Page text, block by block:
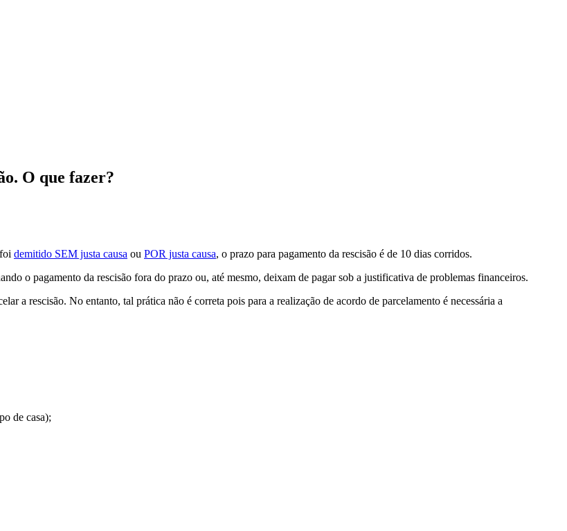
O que fazer?
demitido SEM justa causa ou POR justa causa, o prazo para pagamento da rescisão é de 10 dias corridos.
o pagamento da rescisão fora do prazo ou, até mesmo, deixam de pagar sob a justificativa de problemas financeiros.
a rescisão. No entanto, tal prática não é correta pois para a realização de acordo de parcelamento é necessária a
de casa);